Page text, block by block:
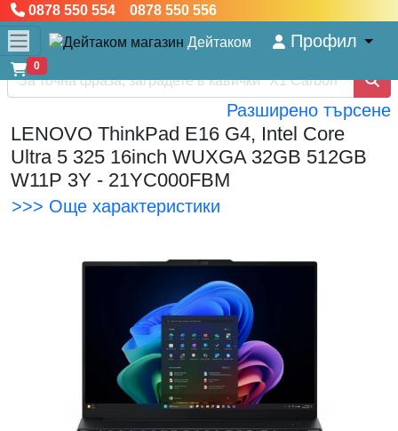
0878 550 554 0878 550 556
Дейтаком Профил
0
Разширено търсене
LENOVO ThinkPad E16 G4, Intel Core
Ultra 5 325 16inch WUXGA 32GB 512GB
W11P 3Y - 21YC000FBM
>>> Още характеристики